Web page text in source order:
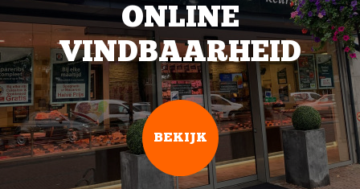
ONLINE
VINDBAARHEID
BEKIJK